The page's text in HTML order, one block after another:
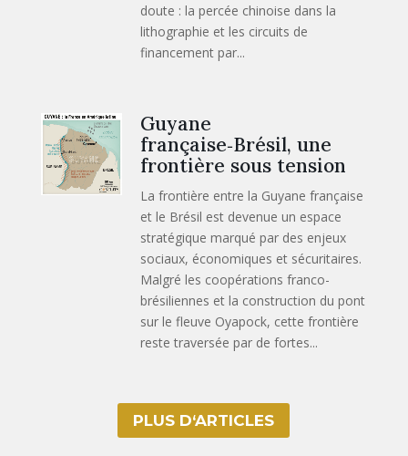
doute : la percée chinoise dans la
lithographie et les circuits de
financement par...
Guyane
française‑Brésil, une
frontière sous tension
La frontière entre la Guyane française
et le Brésil est devenue un espace
stratégique marqué par des enjeux
sociaux, économiques et sécuritaires.
Malgré les coopérations franco-
brésiliennes et la construction du pont
sur le fleuve Oyapock, cette frontière
reste traversée par de fortes...
PLUS D‘ARTICLES